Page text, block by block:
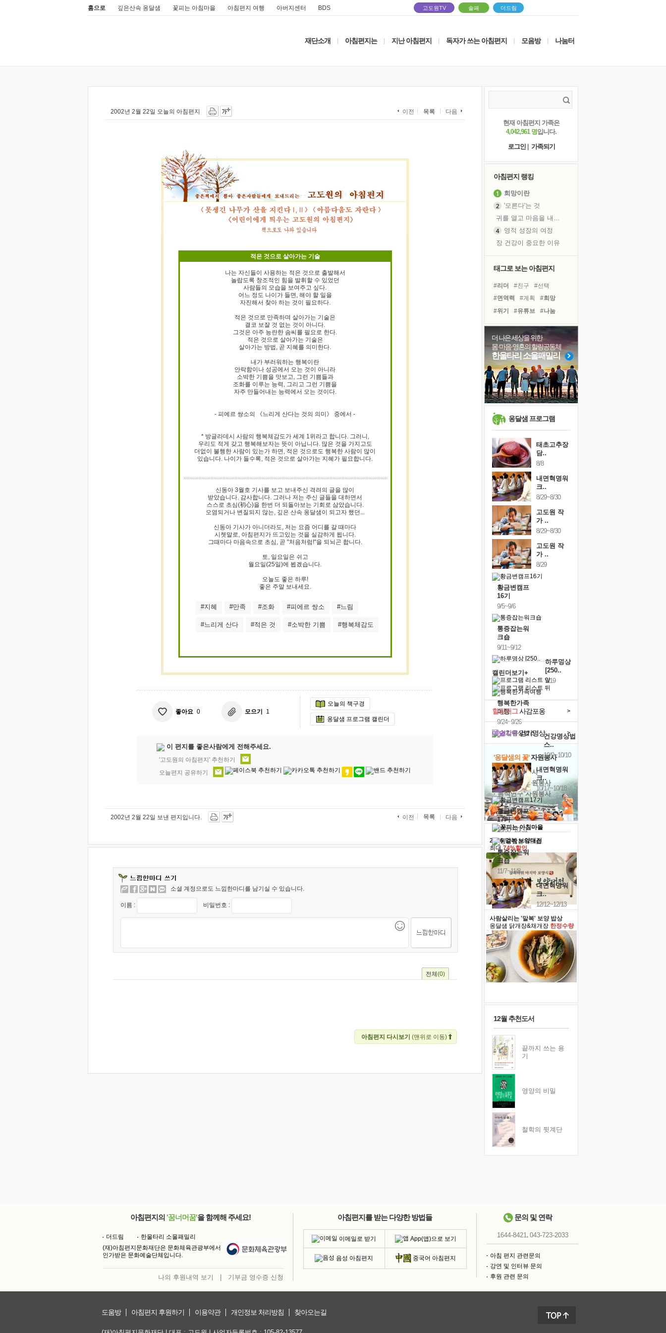
홈으로 깊은산속 옹달샘 꽃피는 아침마을 아침편지 여행 아버지센터 BDS 고도원TV 솔패 더드림
재단소개 아침편지는 지난 아침편지 독자가 쓰는 아침편지 모음방 나눔터
2002년 2월 22일 오늘의 아침편지 이전 목록 다음
적은 것으로 살아가는 기술
나는 자신들이 사용하는 적은 것으로 출발해서
놀랍도록 창조적인 힘을 발휘할 수 있었던
사람들의 모습을 보여주고 싶다.
어느 정도 나이가 들면, 해야 할 일을
자진해서 찾아 하는 것이 필요하다.
적은 것으로 만족하며 살아가는 기술은
결코 보잘 것 없는 것이 아니다.
그것은 아주 능란한 솜씨를 필요로 한다.
적은 것으로 살아가는 기술은
살아가는 방법, 곧 지혜를 의미한다.
내가 부러워하는 행복이란
안락함이나 성공에서 오는 것이 아니라
소박한 기쁨을 맛보고, 그런 기쁨들과
조화를 이루는 능력, 그리고 그런 기쁨을
자주 만들어내는 능력에서 오는 것이다.
- 피에르 쌍소의 《느리게 산다는 것의 의미》 중에서 -
* 방글라데시 사람의 행복체감도가 세계 1위라고 합니다. 그러니,
우리도 적게 갖고 행복해보자는 뜻이 아닙니다. 많은 것을 가지고도
더없이 불행한 사람이 있는가 하면, 적은 것으로도 행복한 사람이 많이
있습니다. 나이가 들수록, 적은 것으로 살아가는 지혜가 필요합니다.
신동아 3월호 기사를 보고 보내주신 격려의 글을 많이
받았습니다. 감사합니다. 그러나 저는 주신 글들을 대하면서
스스로 초심(初心)을 한번 더 되돌아보는 기회로 삼았습니다.
오염되거나 변질되지 않는, 깊은 산속 옹달샘이 되고자 했던...
신동아 기사가 아니더라도, 저는 요즘 어디를 갈 때마다
시쳇말로, 아침편지가 뜨고있는 것을 실감하게 됩니다.
그때마다 마음속으로 초심, 곧 "처음처럼!"을 되뇌곤 합니다.
토, 일요일은 쉬고
월요일(25일)에 뵙겠습니다.
오늘도 좋은 하루!
좋은 주말 보내세요.
#지혜 #만족 #조화 #피에르 쌍소 #느림
#느리게 산다 #적은 것 #소박한 기쁨 #행복체감도
좋아요 0 모으기 1
오늘의 책구경
옹달샘 프로그램 캘린더
이 편지를 좋은사람에게 전해주세요.
'고도원의 아침편지' 추천하기
오늘편지 공유하기
2002년 2월 22일 보낸 편지입니다. 이전 목록 다음
소셜 계정으로도 느낌한마디를 남기실 수 있습니다.
이름 : 비밀번호 :
전체(0)
아침편지 다시보기 (맨위로 이동)
현재 아침편지 가족은
4,042,961 명입니다.
로그인
가족되기
아침편지 랭킹
희망이란
'모른다'는 것
귀를 열고 마음을 내어주고
영적 성장의 여정
장 건강이 중요한 이유
꿈이 실제가 되는 것
'말 타는 법'을 먼저
아픈 아버지를 위한 공간 설계
졸업식 사진을 보며
극심한 변비, 어깨결림, 수면 장애
보고 싶은 어머니
마음이 멈춰 버린 곳
유년 시절의 부산 영도 바다
못된 꼰대들
태그로 보는 아침편지
#리더 #친구
#선택
#면역력
#계획
#희망
#위기
#유튜브
#나눔
#링컨학교
#다짐
#극복
#독서
#경험
#힐링
#비전캠프
#삶
#명상
#도움
#사람
#독서캠프
#아이들
더 나은 세상을 위한
몸·마음·영혼의 힐링공동체
한울타리 소울패밀리
옹달샘 프로그램
태초고추장
담..
8/8
내면혁명워
크..
8/29~8/30
고도원 작
가 ..
8/29~8/30
고도원 작
가 ..
8/29
황금변캠프
16기
9/5~9/6
통증잡는워
크숍
9/11~9/12
하루명상
[250..
9/19
행복한가족
여행
9/24~9/26
건강명상법
스..
10/9~10/10
내면혁명워
크..
10/17~10/18
황금변캠프
17기
10/30~10/31
통증잡는워
크숍
11/7~11/8
내면혁명워
크..
12/12~12/13
캘린더보기+
예술치유걷기명상 >
힐링허그사감포옹 >
'옹달샘의 꽃'자원봉사
· 청년 자원봉사
· 금빛청년 자원봉사
· 음식연구 자원봉사
2026 말복 보양대전
최대74%할인
사람살리는 '말복' 보양 밥상
옹달샘 닭개장&채개장 한정수량
12월 추천도서
끝까지 쓰는 용
기
영양의 비밀
철학의 뒷계단
아침편지의 '꿈너머꿈'을 함께해 주세요!
더드림
한울타리 소울패밀리
(재)아침편지문화재단은 문화체육관광부에서
인가받은 문화예술단체입니다.
나의 후원내역 보기 기부금 영수증 신청
아침편지를 받는 다양한 방법들
이메일로 받기 App(앱)으로 보기
음성 아침편지 중국어 아침편지
문의 및 연락
1644-8421, 043-723-2033
아침 편지 관련문의
강연 및 인터뷰 문의
후원 관련 문의
도움방 아침편지 후원하기 이용약관 개인정보 처리방침 찾아오는길